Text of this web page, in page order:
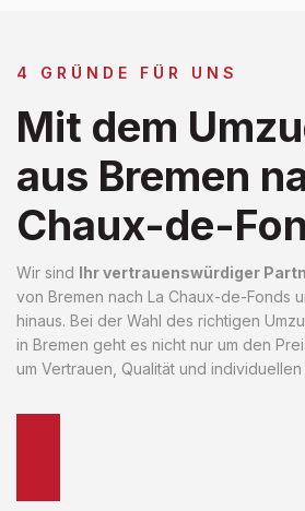
4 GRÜNDE FÜR UNS
Mit dem
aus Bremen
Chaux-de-
Wir sind Ihr vertrauenswürdiger
von Bremen nach La Chaux-de-Fonds
hinaus. Bei der Wahl des richtigen
in Bremen geht es nicht nur um den
um Vertrauen, Qualität und